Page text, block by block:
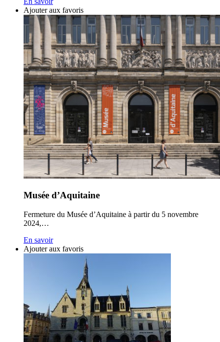
Ajouter aux favoris
Musée d’Aquitaine
Fermeture du Musée d’Aquitaine à partir du 5 novembre
2024,…
En savoir
Ajouter aux favoris